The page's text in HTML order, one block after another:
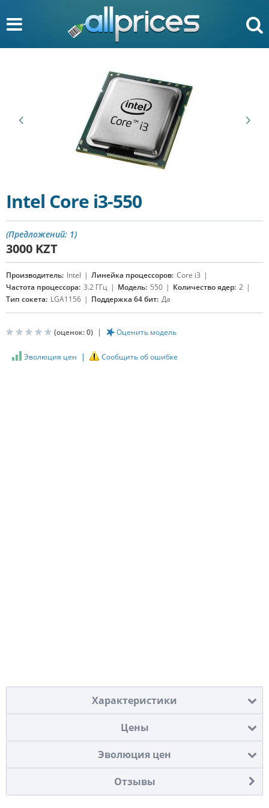
Intel Core i3-550
(Предложений: 1)
3000 KZT
Производитель: Intel Линейка процессоров: Core i3
Частота процессора: 3.2 ГГц Модель: 550 Количество ядер: 2
Тип сокета: LGA1156 Поддержка 64 бит: Да
(оценок:0) Оценить модель
Эволюция цен Сообщить об ошибке
Характеристики
Цены
Эволюция цен
Отзывы